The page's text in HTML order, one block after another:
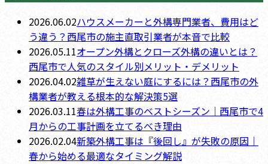
2026.06.02ハウスメーカーと外構専門業者、費用はど
う違う？西尾市の施主直取引業者が本音で比較
2026.05.11オープン外構とクローズ外構の違いとは？
西尾市で人気のスタイル別メリット・デメリット
2026.04.02雑草が生えない庭にするには？西尾市の外
構業者が教える根本的な解決策5選
2026.03.11春は外構工事のベストシーズン｜西尾市で4
月からの工事計画を立てるべき理由
2026.02.04新築外構工事は『後回し』が失敗の原因｜
春から始める最適なタイミング解説